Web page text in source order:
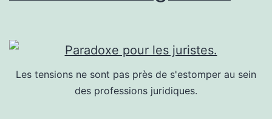
Les tensions ne sont pas près de s'estomper au sein
des professions juridiques.